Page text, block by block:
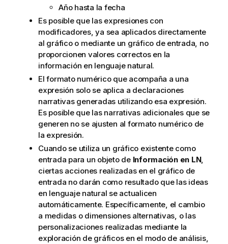
Año hasta la fecha
Es posible que las expresiones con
modificadores, ya sea aplicados directamente
al gráfico o mediante un gráfico de entrada, no
proporcionen valores correctos en la
información en lenguaje natural.
El formato numérico que acompaña a una
expresión solo se aplica a declaraciones
narrativas generadas utilizando esa expresión.
Es posible que las narrativas adicionales que se
generen no se ajusten al formato numérico de
la expresión.
Cuando se utiliza un gráfico existente como
entrada para un objeto de Información en LN,
ciertas acciones realizadas en el gráfico de
entrada no darán como resultado que las ideas
en lenguaje natural se actualicen
automáticamente. Específicamente, el cambio
a medidas o dimensiones alternativas, o las
personalizaciones realizadas mediante la
exploración de gráficos en el modo de análisis,